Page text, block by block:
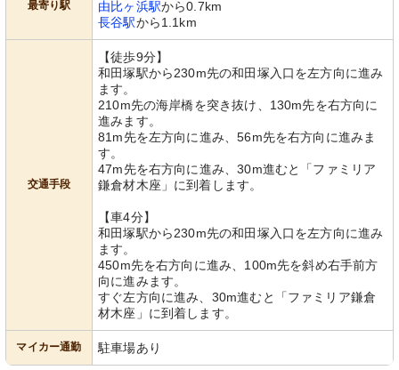
最寄り駅 由比ヶ浜駅から0.7km
長谷駅から1.1km
交通手段
【徒歩9分】
和田塚駅から230m先の和田塚入口を左方向に進み
ます。
210m先の海岸橋を突き抜け、130m先を右方向に
進みます。
81m先を左方向に進み、56m先を右方向に進みま
す。
47m先を右方向に進み、30m進むと「ファミリア
鎌倉材木座」に到着します。
【車4分】
和田塚駅から230m先の和田塚入口を左方向に進み
ます。
450m先を右方向に進み、100m先を斜め右手前方
向に進みます。
すぐ左方向に進み、30m進むと「ファミリア鎌倉
材木座」に到着します。
マイカー通勤 駐車場あり